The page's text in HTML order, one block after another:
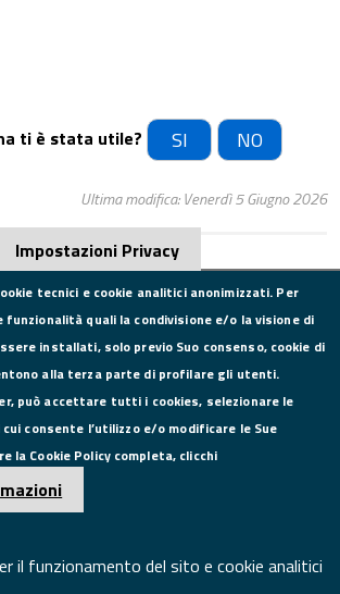
ti è stata utile? SI NO
Ultima modifica: Venerdì 5 Giugno 2026
Caserta
Impostazioni Privacy
tecnici e cookie analitici anonimizzati. Per
quali la condivisione e/o la visione di
installati, solo previo Suo consenso, cookie di
alla terza parte di profilare gli utenti.
può accettare tutti i cookies, selezionare le
consente l’utilizzo e/o modificare le Sue
la Cookie Policy completa, clicchi
il funzionamento del sito e cookie analitici